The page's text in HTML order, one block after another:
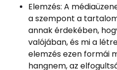
Elemzés: A
a szempont a
annak érdekében,
valójában, és mi a
elemzés ezen formái
hangnem, az